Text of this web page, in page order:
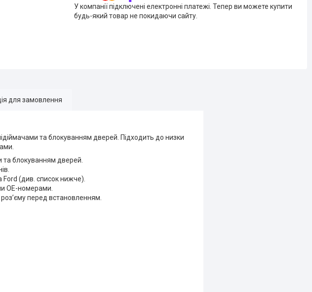
У компанії підключені електронні платежі. Тепер ви можете купити
будь-який товар не покидаючи сайту.
для замовлення
та блокуванням дверей. Підходить до низки
та блокуванням дверей.
Ford (див. список нижче).
OE-номерами.
роз’єму перед встановленням.